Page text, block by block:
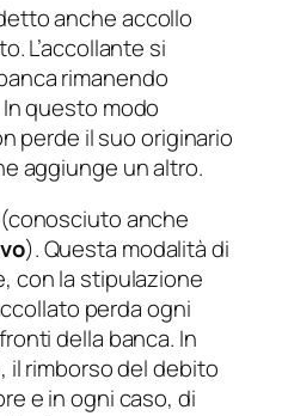
anche accollo
L’accollante si
rimanendo
questo modo
perde il suo originario
aggiunge un altro.
anche
). Questa modalità di
con la stipulazione
perda ogni
della banca. In
il rimborso del debito
e in ogni caso, di